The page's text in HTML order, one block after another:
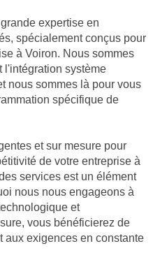
expertise en
spécialement conçus pour
à Voiron. Nous sommes
l'intégration système
nous sommes là pour vous
spécifique de
et sur mesure pour
de votre entreprise à
services est un élément
nous nous engageons à
et
vous bénéficierez de
aux exigences en constante